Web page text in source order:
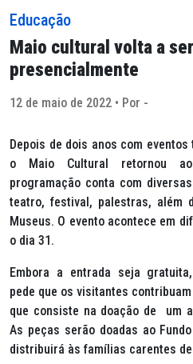
Educação
Maio cultural volta a
presencialmente
12 de maio de 2022 • Por -
Depois de dois anos com
o Maio Cultural retornou
programação conta com
teatro, festival, palestras, além
Museus. O evento acontece em
o dia 31.
Embora a entrada seja
pede que os visitantes
que consiste na doação de um
As peças serão doadas ao
distribuirá às famílias carentes